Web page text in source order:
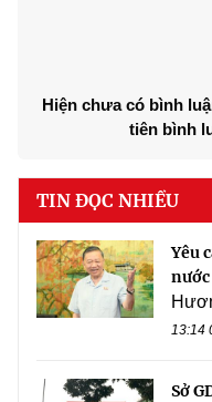
Hiện chưa có bình
tiên bình
TIN ĐỌC NHIỀU
Yêu
nước
13:14
Sở